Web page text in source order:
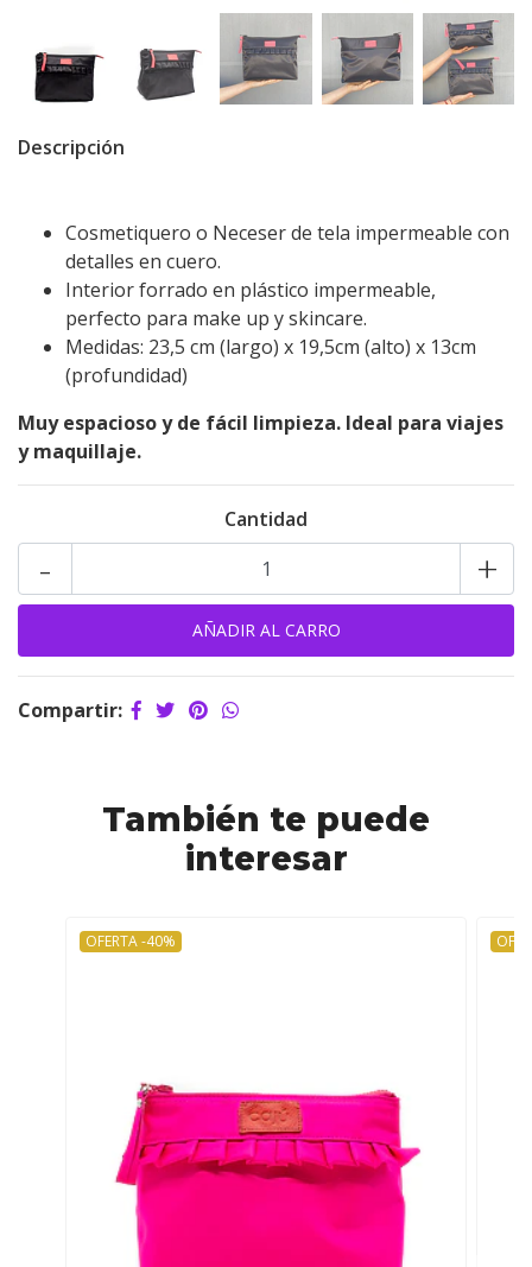
Descripción
Cosmetiquero o Neceser de tela impermeable con
detalles en cuero.
Interior forrado en plástico impermeable,
perfecto para make up y skincare.
Medidas: 23,5 cm (largo) x 19,5cm (alto) x 13cm
(profundidad)
Muy espacioso y de fácil limpieza. Ideal para viajes
y maquillaje.
Cantidad
+
-
Compartir:
También te puede
interesar
OFERTA -40%